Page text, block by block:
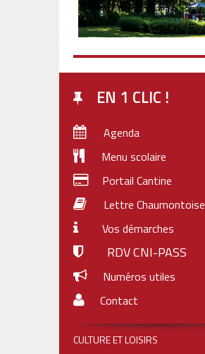
EN 1 CLIC !
Agenda
Menu scolaire
Portail Cantine
Lettre Chaumontoise
Vos démarches
RDV CNI-PASS
Numéros utiles
Contact
CULTURE ET LOISIRS